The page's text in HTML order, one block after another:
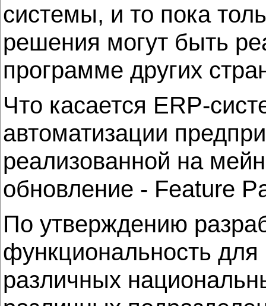
системы, и то пока
решения могут быть
программе других
Что касается ERP-
автоматизации
реализованной на
обновление - Feature
По утверждению
функциональность
различных